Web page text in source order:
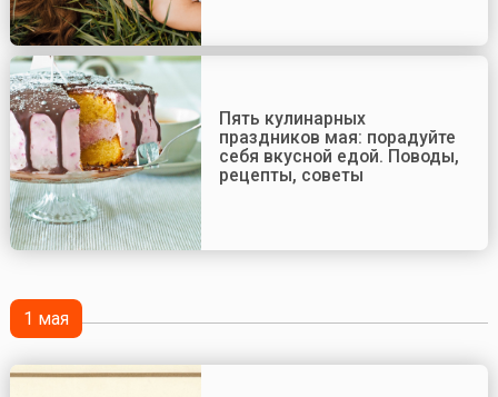
Пять кулинарных
праздников мая: порадуйте
себя вкусной едой. Поводы,
рецепты, советы
1 мая